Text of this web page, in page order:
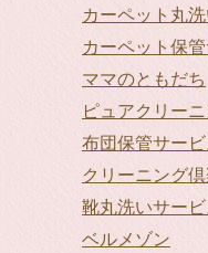
カーペット丸
カーペット保
ママのともだち
ピュアクリー
布団保管サービ
クリーニング
靴丸洗いサービ
ベルメゾン